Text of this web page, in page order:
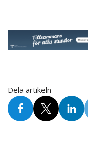
Dela artikeln